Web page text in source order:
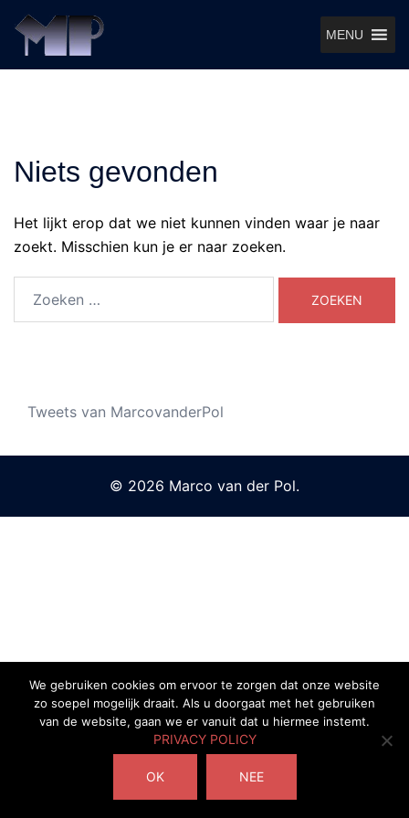
naar
MENU
Niets gevonden
Het lijkt erop dat we niet kunnen vinden waar je naar
zoekt. Misschien kun je er naar zoeken.
Tweets van MarcovanderPol
© 2026 Marco van der Pol.
We gebruiken cookies om ervoor te zorgen dat onze website
zo soepel mogelijk draait. Als u doorgaat met het gebruiken
van de website, gaan we er vanuit dat u hiermee instemt.
PRIVACY POLICY
OK NEE